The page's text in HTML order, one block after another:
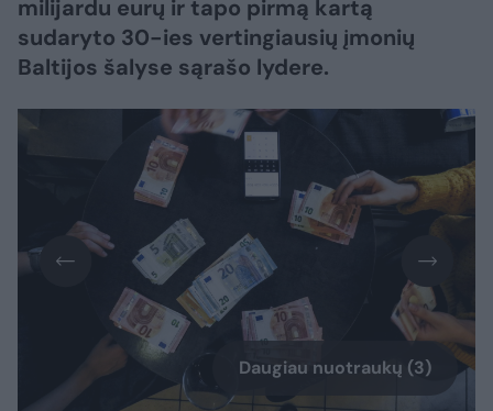
milijardu eurų ir tapo pirmą kartą
sudaryto 30-ies vertingiausių įmonių
Baltijos šalyse sąrašo lydere.
Daugiau nuotraukų (3)